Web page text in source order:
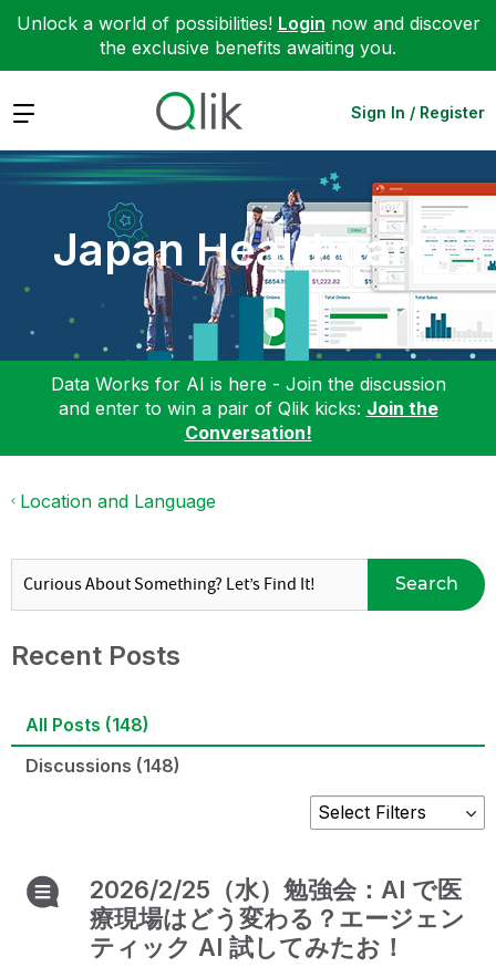
Unlock a world of possibilities! Login now and discover
the exclusive benefits awaiting you.
Expand Sign In / Register
Japan Healthcare
Data Works for AI is here - Join the discussion
and enter to win a pair of Qlik kicks: Join the
Conversation!
Location and Language
Search
Recent Posts
All Posts (148)
Discussions (148)
2026/2/25（水）勉強会：AI で医
療現場はどう変わる？エージェン
ティック AI 試してみたお！